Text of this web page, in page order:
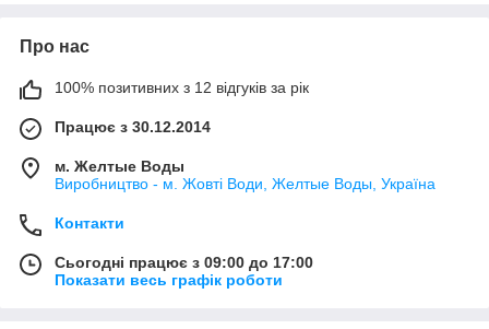
Про нас
100% позитивних з 12 відгуків за рік
Працює з 30.12.2014
м. Желтые Воды
Виробництво - м. Жовті Води, Желтые Воды, Україна
Контакти
Сьогодні працює з 09:00 до 17:00
Показати весь графік роботи